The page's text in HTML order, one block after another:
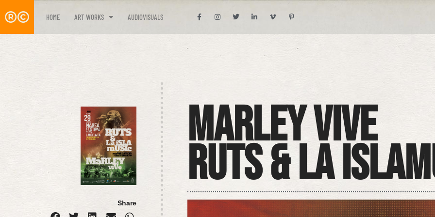
HOME ART WORKS AUDIOVISUALS
Share
Marley Vive
Ruts & La